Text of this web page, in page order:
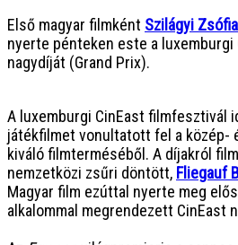
Első magyar filmként Szilágyi Zsófia
nyerte pénteken este a luxemburgi
nagydíját (Grand Prix).
A luxemburgi CinEast filmfesztivál
játékfilmet vonultatott fel a közép-
kiváló filmterméséből. A díjakról
nemzetközi zsűri döntött, Fliegauf
Magyar film ezúttal nyerte meg
alkalommal megrendezett CinEast